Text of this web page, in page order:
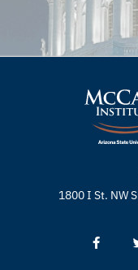
1800 I St. NW